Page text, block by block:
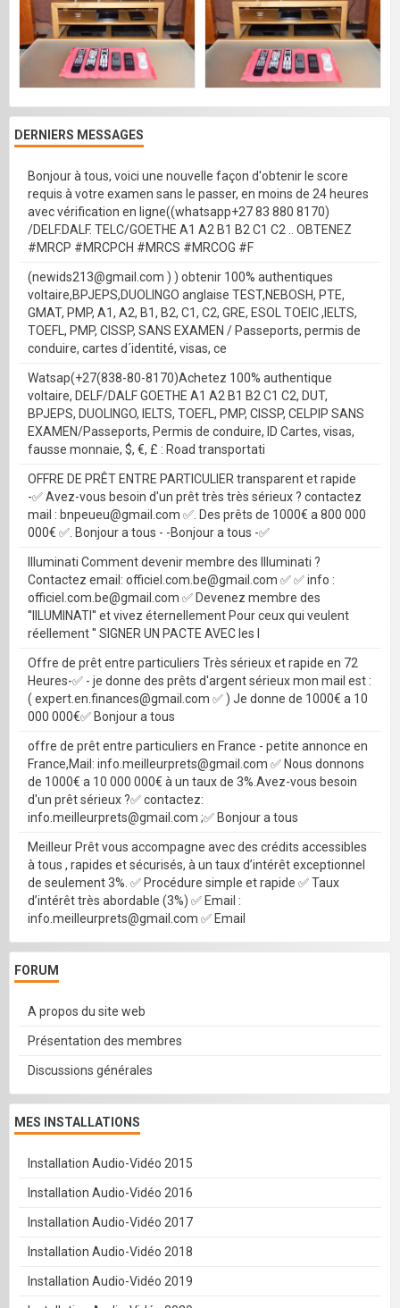
DERNIERS MESSAGES
Bonjour à tous, voici une nouvelle façon d'obtenir le score
requis à votre examen sans le passer, en moins de 24 heures
avec vérification en ligne((whatsapp+27 83 880 8170)
/DELF.DALF. TELC/GOETHE A1 A2 B1 B2 C1 C2 .. OBTENEZ
#MRCP #MRCPCH #MRCS #MRCOG #F
(newids213@gmail.com ) ) obtenir 100% authentiques
voltaire,BPJEPS,DUOLINGO anglaise TEST,NEBOSH, PTE,
GMAT, PMP, A1, A2, B1, B2, C1, C2, GRE, ESOL TOEIC ,IELTS,
TOEFL, PMP, CISSP, SANS EXAMEN / Passeports, permis de
conduire, cartes d´identité, visas, ce
Watsap(+27(838-80-8170)Achetez 100% authentique
voltaire, DELF/DALF GOETHE A1 A2 B1 B2 C1 C2, DUT,
BPJEPS, DUOLINGO, IELTS, TOEFL, PMP, CISSP, CELPIP SANS
EXAMEN/Passeports, Permis de conduire, ID Cartes, visas,
fausse monnaie, $, €, £ : Road transportati
OFFRE DE PRÊT ENTRE PARTICULIER transparent et rapide
-✅ Avez-vous besoin d'un prêt très très sérieux ? contactez
mail : bnpeueu@gmail.com ✅. Des prêts de 1000€ a 800 000
000€ ✅. Bonjour a tous - -Bonjour a tous -✅
Illuminati Comment devenir membre des Illuminati ?
Contactez email: officiel.com.be@gmail.com ✅ ✅ info :
officiel.com.be@gmail.com ✅ Devenez membre des
''IILUMINATI'' et vivez éternellement Pour ceux qui veulent
réellement '' SIGNER UN PACTE AVEC les I
Offre de prêt entre particuliers Très sérieux et rapide en 72
Heures-✅ - je donne des prêts d'argent sérieux mon mail est :
( expert.en.finances@gmail.com ✅ ) Je donne de 1000€ a 10
000 000€✅ Bonjour a tous
offre de prêt entre particuliers en France - petite annonce en
France,Mail: info.meilleurprets@gmail.com ✅ Nous donnons
de 1000€ a 10 000 000€ à un taux de 3%.Avez-vous besoin
d'un prêt sérieux ?✅ contactez:
info.meilleurprets@gmail.com ;✅ Bonjour a tous
Meilleur Prêt vous accompagne avec des crédits accessibles
à tous , rapides et sécurisés, à un taux d’intérêt exceptionnel
de seulement 3%. ✅ Procédure simple et rapide ✅ Taux
d’intérêt très abordable (3%) ✅ Email :
info.meilleurprets@gmail.com ✅ Email
FORUM
A propos du site web
Présentation des membres
Discussions générales
MES INSTALLATIONS
Installation Audio-Vidéo 2015
Installation Audio-Vidéo 2016
Installation Audio-Vidéo 2017
Installation Audio-Vidéo 2018
Installation Audio-Vidéo 2019